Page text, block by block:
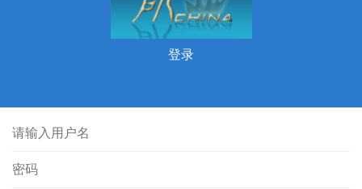
登录